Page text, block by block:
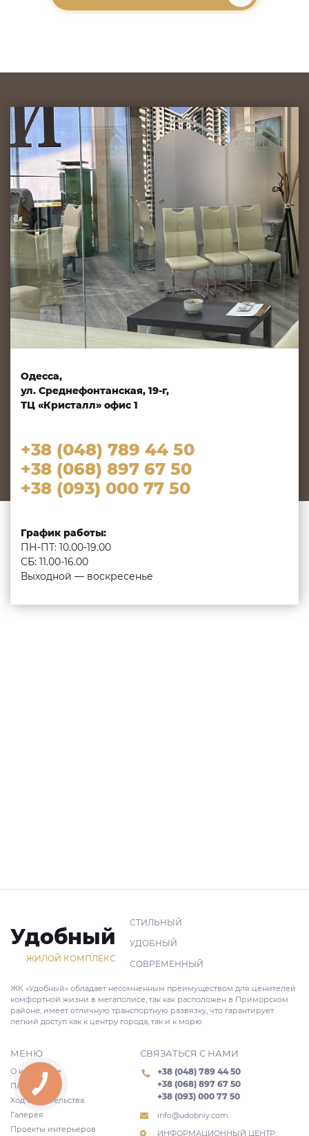
Одесса,
ул. Среднефонтанская, 19-г,
ТЦ «Кристалл» офис 1
+38 (048) 789 44 50
+38 (068) 897 67 50
+38 (093) 000 77 50
График работы:
ПН-ПТ: 10.00-19.00
СБ: 11.00-16.00
Выходной — воскресенье
Удобный
ЖИЛОЙ КОМПЛЕКС
СТИЛЬНЫЙ
УДОБНЫЙ
СОВРЕМЕННЫЙ
ЖК «Удобный» обладает несомненным преимуществом для ценителей
комфортной жизни в мегаполисе, так как расположен в Приморском
районе, имеет отличную транспортную развязку, что гарантирует
легкий доступ как к центру города, так и к морю.
МЕНЮ
О комплексе
Планировки
Ход строительства
Галерея
Проекты интерьеров
СВЯЗАТЬСЯ С НАМИ
+38 (048) 789 44 50
+38 (068) 897 67 50
+38 (093) 000 77 50
info@udobniy.com
ИНФОРМАЦИОННЫЙ ЦЕНТР: